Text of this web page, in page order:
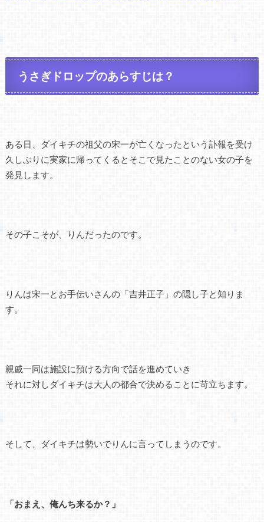
うさぎドロップのあらすじは？
ある日、ダイキチの祖父の宋一が亡くなったという訃報を受け
久しぶりに実家に帰ってくるとそこで見たことのない女の子を
発見します。
その子こそが、りんだったのです。
りんは宋一とお手伝いさんの「吉井正子」の隠し子と知りま
す。
親戚一同は施設に預ける方向で話を進めていき
それに対しダイキチは大人の都合で決めることに苛立ちます。
そして、ダイキチは勢いでりんに言ってしまうのです。
「おまえ、俺んち来るか？」